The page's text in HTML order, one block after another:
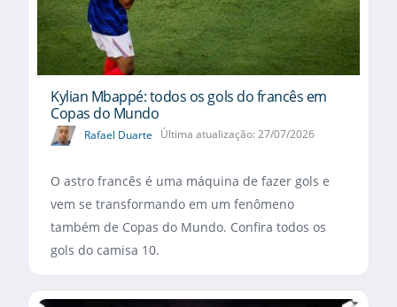
Kylian Mbappé: todos os gols do francês em
Copas do Mundo
Rafael Duarte Última atualização: 27/07/2026
O astro francês é uma máquina de fazer gols e
vem se transformando em um fenômeno
também de Copas do Mundo. Confira todos os
gols do camisa 10.